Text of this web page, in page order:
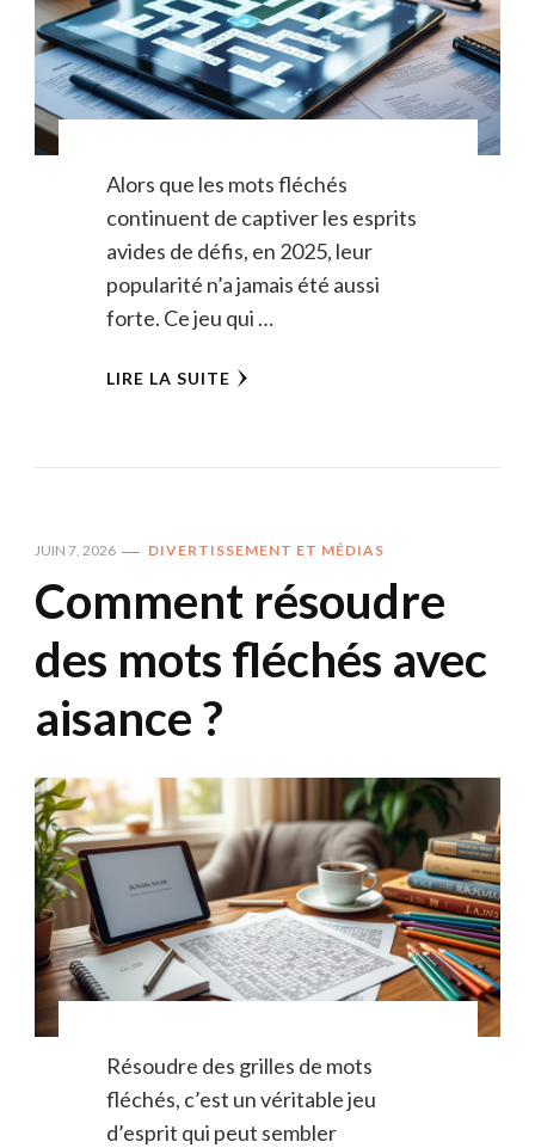
Alors que les mots fléchés
continuent de captiver les esprits
avides de défis, en 2025, leur
popularité n’a jamais été aussi
forte. Ce jeu qui …
LIRE LA SUITE
JUIN 7, 2026 DIVERTISSEMENT ET MÉDIAS
Comment résoudre
des mots fléchés avec
aisance ?
Résoudre des grilles de mots
fléchés, c’est un véritable jeu
d’esprit qui peut sembler